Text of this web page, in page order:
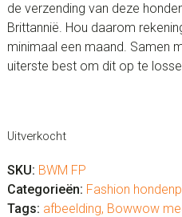
de verzending van deze
Brittannië. Hou daarom
minimaal een maand. Samen
uiterste best om dit op te
Uitverkocht
SKU: BWM FP
Categorieën: Fashion
Tags: afbeelding, Bowwow